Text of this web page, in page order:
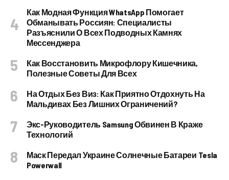
Как Модная Функция WhatsApp Помогает
Обманывать Россиян: Специалисты
Разъяснили О Всех Подводных Камнях
Мессенджера
Как Восстановить Микрофлору Кишечника,
Полезные Советы Для Всех
На Отдых Без Виз: Как Приятно Отдохнуть На
Мальдивах Без Лишних Ограничений?
Экс-Руководитель Samsung Обвинен В Краже
Технологий
Маск Передал Украине Солнечные Батареи Tesla
Powerwall